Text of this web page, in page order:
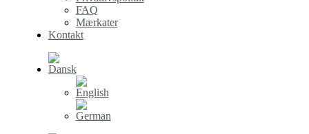
FAQ
Mærkater
Kontakt